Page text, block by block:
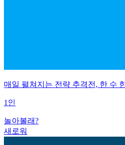
매일 펼쳐지는 전략 추격전, 한 수
1인
놀아볼래?
새로워